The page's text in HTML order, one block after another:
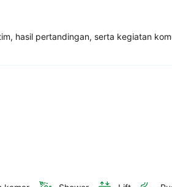
hasil pertandingan, serta kegiatan